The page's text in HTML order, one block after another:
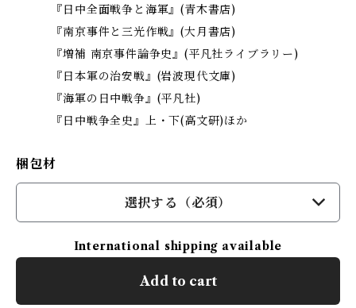
『日中全面戦争と海軍』(青木書店)
『南京事件と三光作戦』(大月書店)
『増補 南京事件論争史』(平凡社ライブラリー)
『日本軍の治安戦』(岩波現代文庫)
『海軍の日中戦争』(平凡社)
『日中戦争全史』上・下(高文研)ほか
梱包材
選択する（必須）
International shipping available
Add to cart